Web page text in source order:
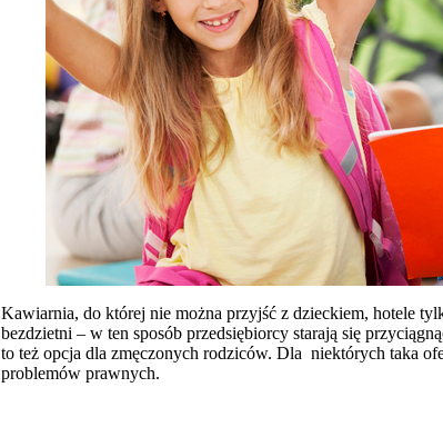
Kawiarnia, do której nie można przyjść z dzieckiem, hotele
bezdzietni – w ten sposób przedsiębiorcy starają się
to też opcja dla zmęczonych rodziców. Dla niektórych taka
problemów prawnych.